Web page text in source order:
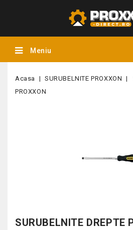
Meniu
Acasa SURUBELNITE PROXXON
PROXXON
SURUBELNITE DREPTE